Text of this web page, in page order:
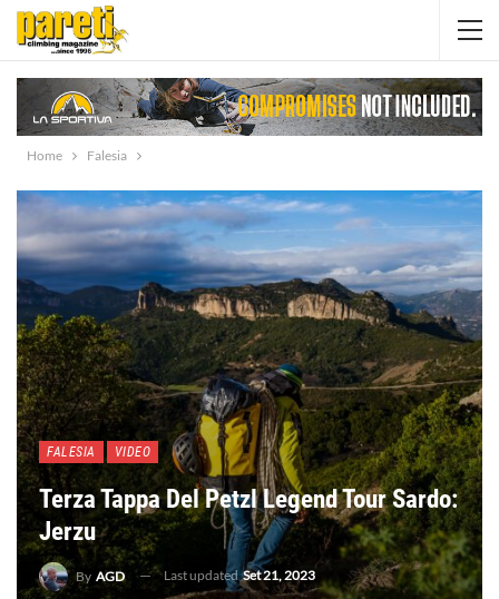
Home Falesia
FALESIA VIDEO
Terza Tappa Del Petzl Legend Tour Sardo:
Jerzu
By AGD Last updatedSet 21, 2023